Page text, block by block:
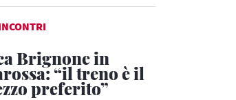
Brignone in
“il treno è il
preferito”